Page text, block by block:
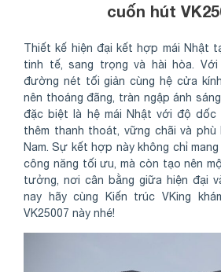
cuốn hút
Thiết kế hiện đại kết hợp mái Nhật
tinh tế, sang trọng và hài hòa. Với
đường nét tối giản cùng hệ cửa
nên thoáng đãng, tràn ngập ánh
đặc biệt là hệ mái Nhật với độ dốc
thêm thanh thoát, vững chãi và
Nam. Sự kết hợp này không chỉ
công năng tối ưu, mà còn tạo nên
tưởng, nơi cân bằng giữa hiện đại
nay hãy cùng Kiến trúc VKing
VK25007 này nhé!